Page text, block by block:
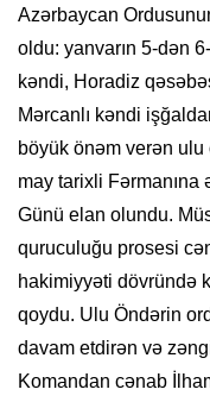
Azərbaycan
oldu: yanvarın 5-dən
kəndi, Horadiz
Mərcanlı kəndi
böyük önəm verən
may tarixli Fərmanına
Günü elan olundu.
quruculuğu prosesi
hakimiyyəti dövründə
qoydu. Ulu Öndərin
davam etdirən və
Komandan cənab